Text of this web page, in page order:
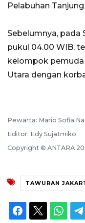
Pelabuhan
Sebelumnya, pada
pukul 04.00 WIB,
kelompok pemuda
Utara dengan
Pewarta: Mario Sofia
Editor: Edy Sujatmiko
Copyright © ANTARA
TAWURAN